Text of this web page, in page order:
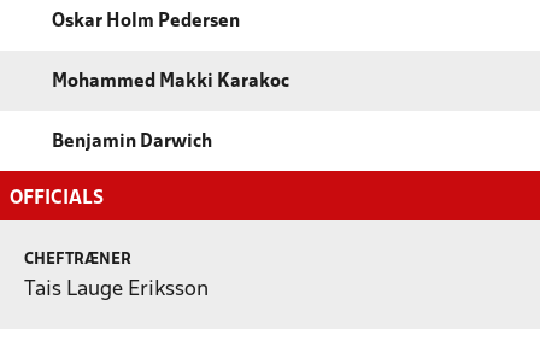
Oskar Holm Pedersen
Mohammed Makki Karakoc
Benjamin Darwich
OFFICIALS
CHEFTRÆNER
Tais Lauge Eriksson